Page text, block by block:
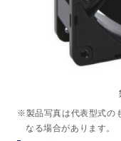
※製品写真は代表型式の
なる場合があります。